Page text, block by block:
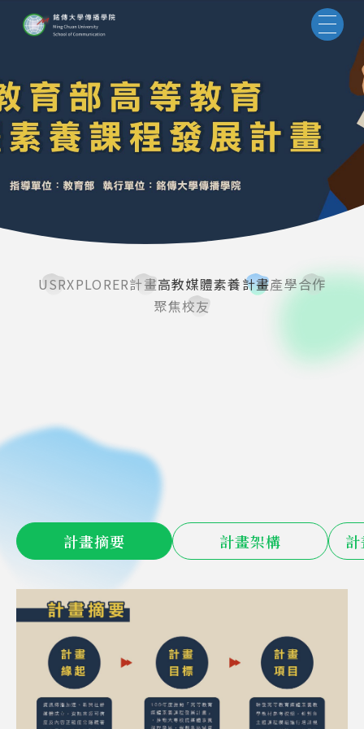
USRXPLORER計畫高教媒體素養計畫產學合作
聚焦校友
計畫摘要 計畫架構